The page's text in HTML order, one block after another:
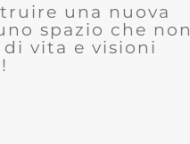
una nuova
spazio che non
vita e visioni